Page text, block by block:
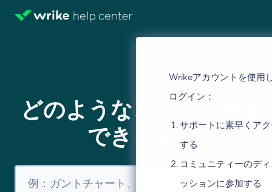
Wrikeアカウントを使用
ログイン：
サポートに素早くア
する
コミュニティーのデ
ッションに参加する
どのようなことでお手
できますか？